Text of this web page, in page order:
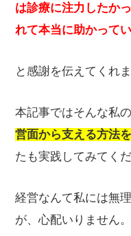
は診療に注力したか
れて本当に助かってい
と感謝を伝えてくれま
本記事ではそんな私
営面から支える方法
たも実践してみてくだ
経営なんて私には無
が、心配いりません。